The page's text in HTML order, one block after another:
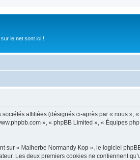
le net sont ici !
affiliées (désignés ci-après par « nous »,
», « phpBB Limited », « Équipes
sur « Malherbe Normandy Kop », le logiciel
Les deux premiers cookies ne contiennent